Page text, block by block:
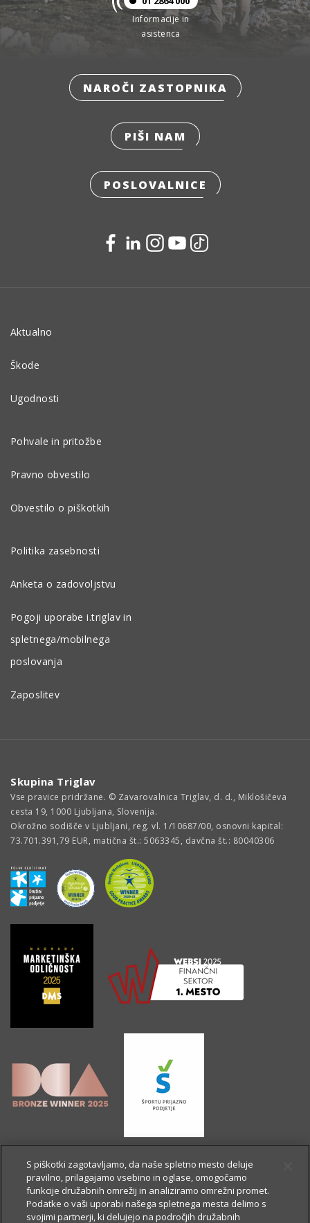
Informacije in
asistenca
NAROČI ZASTOPNIKA
PIŠI NAM
POSLOVALNICE
Aktualno
Škode
Ugodnosti
Pohvale in pritožbe
Pravno obvestilo
Obvestilo o piškotkih
Politika zasebnosti
Anketa o zadovoljstvu
Pogoji uporabe i.triglav in
spletnega/mobilnega
poslovanja
Zaposlitev
Skupina Triglav
Vse pravice pridržane. © Zavarovalnica Triglav, d. d., Miklošičeva
cesta 19, 1000 Ljubljana, Slovenija.
Okrožno sodišče v Ljubljani, reg. vl. 1/10687/00, osnovni kapital:
73.701.391,79 EUR, matična št.: 5063345, davčna št.: 80040306
S piškotki zagotavljamo, da naše spletno mesto deluje
pravilno, prilagajamo vsebino in oglase, omogočamo
funkcije družabnih omrežij in analiziramo omrežni promet.
Podatke o vaši uporabi našega spletnega mesta delimo s
svojimi partnerji, ki delujejo na področjih družabnih